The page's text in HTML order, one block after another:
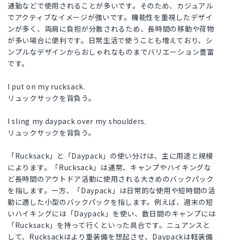
通勤などで使用されることが多いです。そのため、カジュアル
でアクティブなイメージが強いです。機能性を重視したデザイ
ンが多く、両肩に負担が分散されるため、長時間の移動や荷物
が多い場合に便利です。日常生活で使うことも増えており、シ
ンプルなデザインからおしゃれなものまでバリエーション豊富
です。
I put on my rucksack.
リュックサックを背負う。
I sling my daypack over my shoulders.
リュックサックを背負う。
「Rucksack」と「Daypack」の使い分けは、主に用途と規模
によります。「Rucksack」は通常、キャンプやハイキングな
ど長時間のアウトドア活動に使用される大きめのバックパック
を指します。一方、「Daypack」は日常的な使用や短時間の活
動に適した小型のバックパックを指します。例えば、週末の短
いハイキングには「Daypack」を使い、数日間のキャンプには
「Rucksack」を持って行くといった具合です。ニュアンスと
して、Rucksackはより重装備を想起させ、Daypackは軽装備